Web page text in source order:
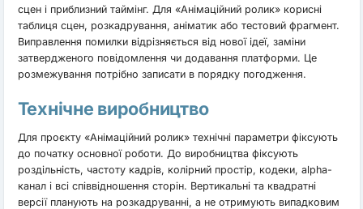
сцен і приблизний таймінг. Для «Анімаційний ролик» корисні
таблиця сцен, розкадрування, аніматик або тестовий фрагмент.
Виправлення помилки відрізняється від нової ідеї, заміни
затвердженого повідомлення чи додавання платформи. Це
розмежування потрібно записати в порядку погодження.
Технічне виробництво
Для проєкту «Анімаційний ролик» технічні параметри фіксують
до початку основної роботи. До виробництва фіксують
роздільність, частоту кадрів, колірний простір, кодеки, alpha-
канал і всі співвідношення сторін. Вертикальні та квадратні
версії планують на розкадруванні, а не отримують випадковим